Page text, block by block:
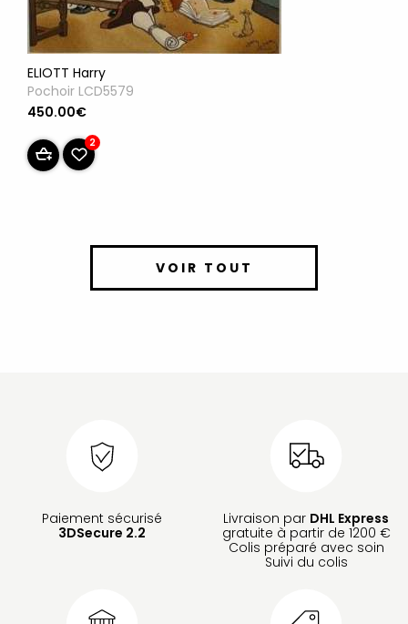
ELIOTT Harry
Pochoir LCD5579
450.00€
2
VOIR TOUT
Paiement sécurisé
3DSecure 2.2
Livraison par DHL Express
gratuite à partir de 1200 €
Colis préparé avec soin
Suivi du colis